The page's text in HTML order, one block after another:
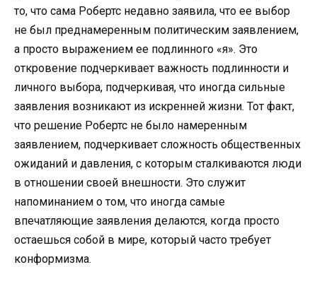
то, что сама Робертс недавно заявила, что ее выбор
не был преднамеренным политическим заявлением,
а просто выражением ее подлинного «я». Это
откровение подчеркивает важность подлинности и
личного выбора, подчеркивая, что иногда сильные
заявления возникают из искренней жизни. Тот факт,
что решение Робертс не было намеренным
заявлением, подчеркивает сложность общественных
ожиданий и давления, с которым сталкиваются люди
в отношении своей внешности. Это служит
напоминанием о том, что иногда самые
впечатляющие заявления делаются, когда просто
остаешься собой в мире, который часто требует
конформизма.